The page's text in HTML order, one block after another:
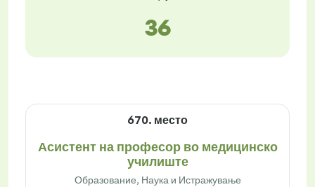
36
670. место
Асистент на професор во медицинско
училиште
Образование, Наука и Истражување